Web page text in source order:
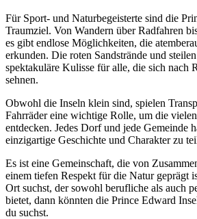
Für Sport- und Naturbegeisterte sind die
Traumziel. Von Wandern über Radfahren
es gibt endlose Möglichkeiten, die
erkunden. Die roten Sandstrände und
spektakuläre Kulisse für alle, die sich nach
sehnen.
Obwohl die Inseln klein sind, spielen
Fahrräder eine wichtige Rolle, um die
entdecken. Jedes Dorf und jede Gemeinde
einzigartige Geschichte und Charakter zu
Es ist eine Gemeinschaft, die von
einem tiefen Respekt für die Natur geprägt
Ort suchst, der sowohl berufliche als auch
bietet, dann könnten die Prince Edward
du suchst.